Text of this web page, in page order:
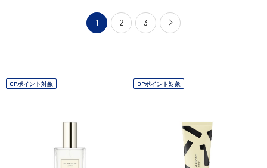
1 2 3
OPポイント対象 OPポイント対象